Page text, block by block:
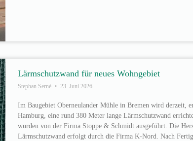
Lärmschutzwand für neues Wohngebiet
Stephan Serné 23. Juni 2026
Im Baugebiet Oberneulander Mühle in Bremen wird derzeit,
Hamburg, eine rund 380 Meter lange Lärmschutzwand
wurden von der Firma Stoppe & Schmidt ausgeführt. Die
Lärmschutzwand erfolgt durch die Firma K-Nord. Nach